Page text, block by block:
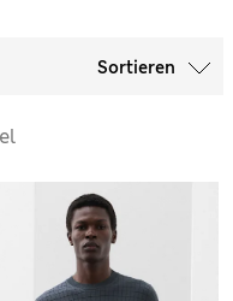
Sortieren